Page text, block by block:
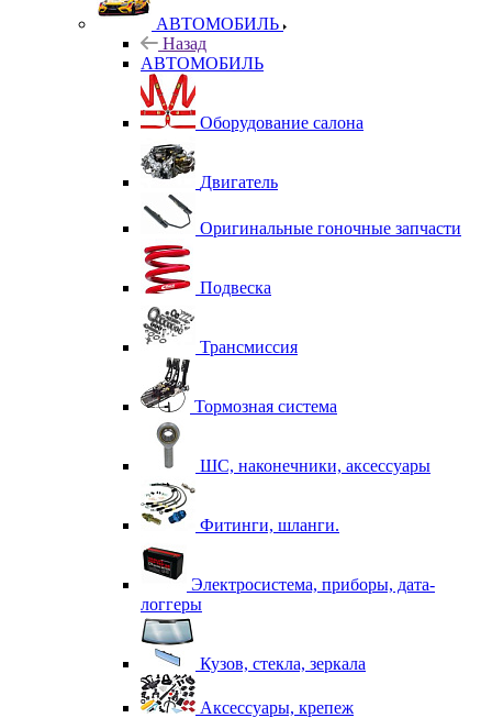
АВТОМОБИЛЬ
Назад
АВТОМОБИЛЬ
Оборудование салона
Двигатель
Оригинальные гоночные запчасти
Подвеска
Трансмиссия
Тормозная система
ШС, наконечники, аксессуары
Фитинги, шланги.
Электросистема, приборы, дата-
логгеры
Кузов, стекла, зеркала
Аксессуары, крепеж